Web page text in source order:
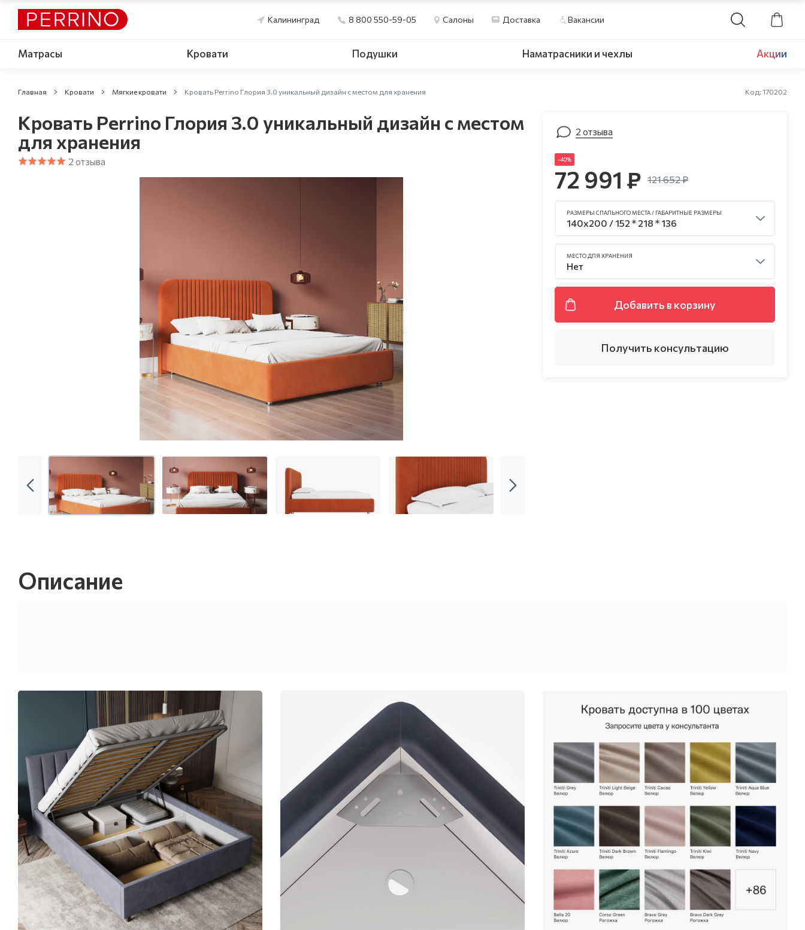
Калининград 8 800 550-59-05 Салоны Доставка Вакансии
Матрасы Кровати Подушки Наматрасники и чехлы Акции
Главная Кровати Мягкие кровати Кровать Perrino Глория 3.0 уникальный дизайн с местом для хранения Код: 170202
Кровать Perrino Глория 3.0 уникальный дизайн с местом
для хранения
2 отзыва
2 отзыва
–40%
72 991 ₽ 121 652 ₽
РАЗМЕРЫ СПАЛЬНОГО МЕСТА / ГАБАРИТНЫЕ РАЗМЕРЫ
140x200 / 152 * 218 * 136
МЕСТО ДЛЯ ХРАНЕНИЯ
Нет
Добавить в корзину
Получить консультацию
Описание